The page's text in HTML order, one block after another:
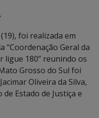
foi realizada em
“Coordenação Geral da
ligue 180” reunindo os
Grosso do Sul foi
Oliveira da Silva,
Estado de Justiça e